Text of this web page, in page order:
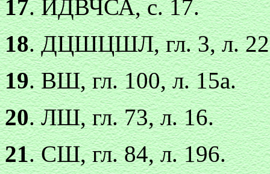
17. ИДВЧСА, с. 17.
18. ДЦШЦШЛ, гл. 3, л.
19. ВШ, гл. 100, л. 15а.
20. ЛШ, гл. 73, л. 16.
21. СШ, гл. 84, л. 196.